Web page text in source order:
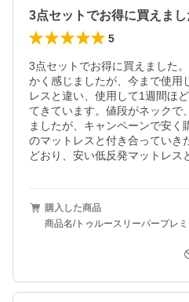
5
3点セットでお得に買えました
かく感じましたが、今まで使用
レスと違い、使用して1週間ほ
てきています。値段がネックで
ましたが、キャンペーンで安く
のマットレスと付き合っていき
どおり、安い低反発マットレス
購入した商品
商品名/トゥルースリーパープレ